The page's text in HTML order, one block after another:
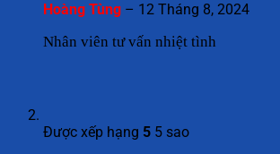
Hoàng Tùng – 12 Tháng 8, 2024
Nhân viên tư vấn nhiệt tình
Được xếp hạng 5 5 sao